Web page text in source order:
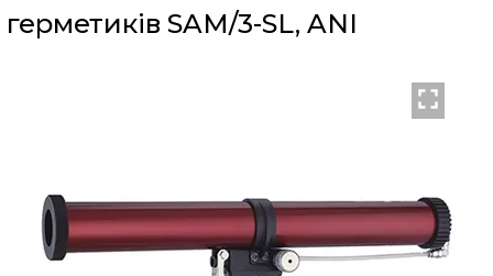
герметиків SAM/3-SL, ANI